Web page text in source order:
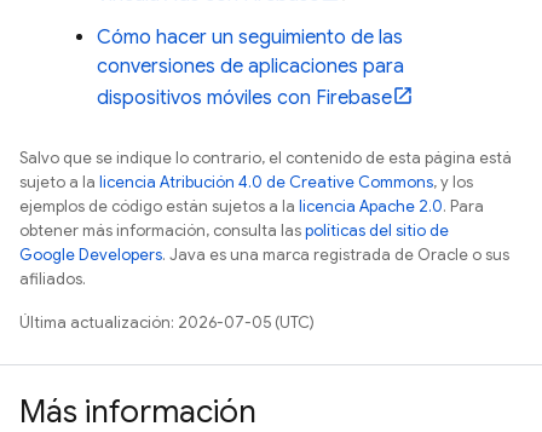
Cómo hacer un seguimiento de las
conversiones de aplicaciones para
dispositivos móviles con Firebase
Salvo que se indique lo contrario, el contenido de esta página está
sujeto a la licencia Atribución 4.0 de Creative Commons, y los
ejemplos de código están sujetos a la licencia Apache 2.0. Para
obtener más información, consulta laspolíticas del sitio de
Google Developers. Java es una marca registrada de Oracle o sus
afiliados.
Última actualización: 2026-07-05 (UTC)
Más información